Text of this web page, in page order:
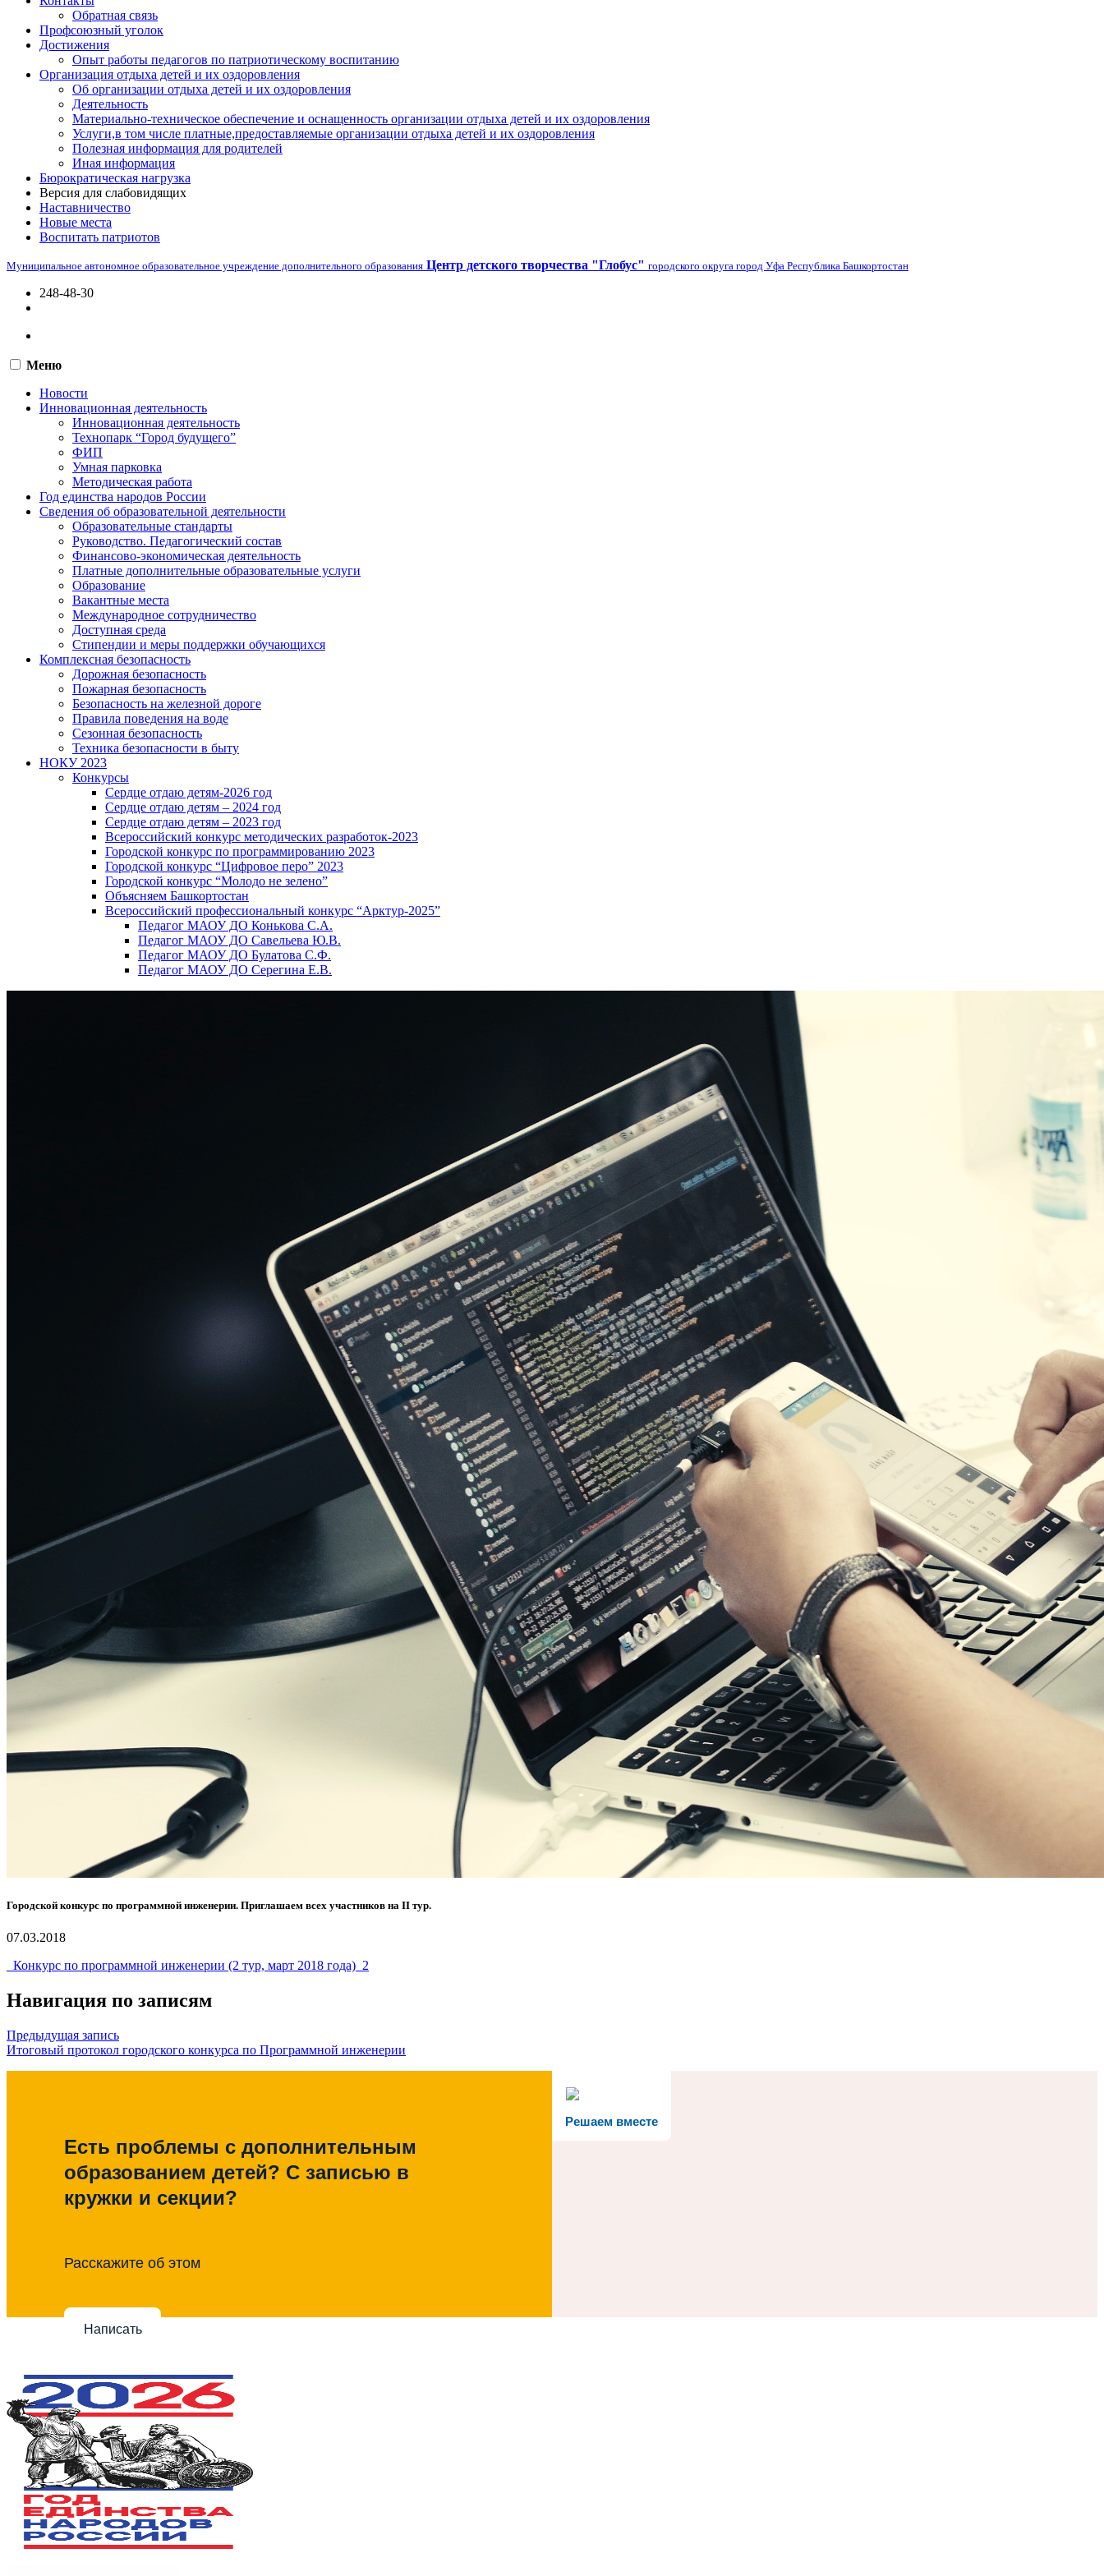
Обратная связь
Профсоюзный уголок
Достижения
Опыт работы педагогов по патриотическому воспитанию
Организация отдыха детей и их оздоровления
Об организации отдыха детей и их оздоровления
Деятельность
Материально-техническое обеспечение и оснащенность организации отдыха детей и их оздоровления
Услуги,в том числе платные,предоставляемые организации отдыха детей и их оздоровления
Полезная информация для родителей
Иная информация
Бюрократическая нагрузка
Версия для слабовидящих
Наставничество
Новые места
Воспитать патриотов
Муниципальное автономное образовательное учреждение дополнительного образования Центр детского творчества "Глобус" городского округа город Уфа Республика Башкортостан
248-48-30
Меню
Новости
Инновационная деятельность
Инновационная деятельность
Технопарк “Город будущего”
ФИП
Умная парковка
Методическая работа
Год единства народов России
Сведения об образовательной деятельности
Образовательные стандарты
Руководство. Педагогический состав
Финансово-экономическая деятельность
Платные дополнительные образовательные услуги
Образование
Вакантные места
Международное сотрудничество
Доступная среда
Стипендии и меры поддержки обучающихся
Комплексная безопасность
Дорожная безопасность
Пожарная безопасность
Безопасность на железной дороге
Правила поведения на воде
Сезонная безопасность
Техника безопасности в быту
НОКУ 2023
Конкурсы
Сердце отдаю детям-2026 год
Сердце отдаю детям – 2024 год
Сердце отдаю детям – 2023 год
Всероссийский конкурс методических разработок-2023
Городской конкурс по программированию 2023
Городской конкурс “Цифровое перо” 2023
Городской конкурс “Молодо не зелено”
Объясняем Башкортостан
Всероссийский профессиональный конкурс “Арктур-2025”
Педагог МАОУ ДО Конькова С.А.
Педагог МАОУ ДО Савельева Ю.В.
Педагог МАОУ ДО Булатова С.Ф.
Педагог МАОУ ДО Серегина Е.В.
Городской конкурс по программной инженерии. Приглашаем всех участников на II тур.
07.03.2018
_Конкурс по программной инженерии (2 тур, март 2018 года)_2
Навигация по записям
Предыдущая запись
Итоговый протокол городского конкурса по Программной инженерии
Решаем вместе
Есть проблемы с дополнительным
образованием детей? С записью в
кружки и секции?
Расскажите об этом
Написать